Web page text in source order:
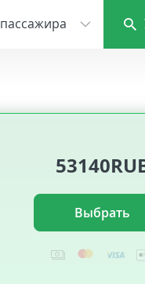
пассажира
Выбрать